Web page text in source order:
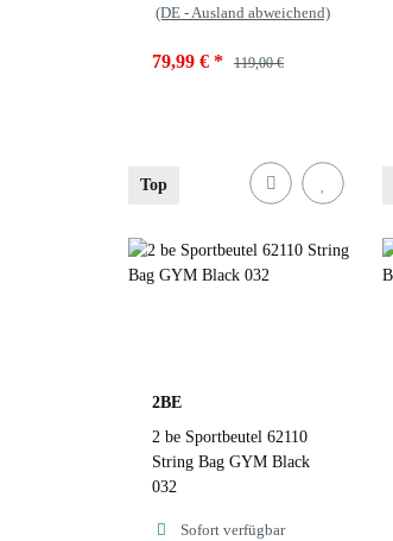
(DE - Ausland abweichend)
79,99 € * 119,00 €
Fuchsia Blue 055
Top
2BE
2 be Sportbeutel 62110
String Bag GYM Black
032
Sofort verfügbar